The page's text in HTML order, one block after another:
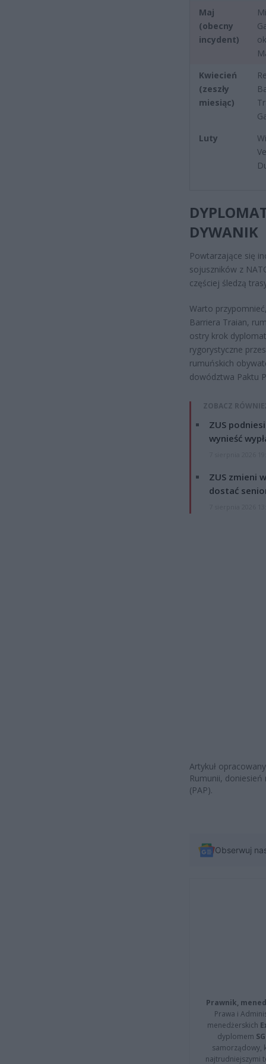
Maj
(obecny
incydent)
Kwiecień
(zeszły
miesiąc)
Luty
DYWANIK
Powtarzające się
sojuszników z
częściej śledzą
Warto
Barriera Traian,
ostry krok
rygorystyczne
rumuńskich
dowództwa Paktu
ZOBACZ
ZUS
wynieść
ZUS zmieni
dostać
Artykuł
Rumunii,
(PAP).
Obserwuj
Prawnik,
Prawa i
menedżerskich
dyplomem
samorządowy,
najtrudniejszymi